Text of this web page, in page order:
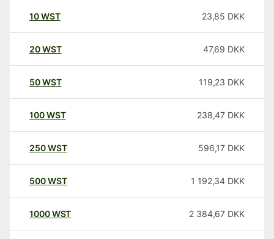
10WST 23,85 DKK
20WST 47,69 DKK
50WST 119,23 DKK
100WST 238,47 DKK
250WST 596,17 DKK
500WST 1 192,34 DKK
1000WST 2 384,67 DKK